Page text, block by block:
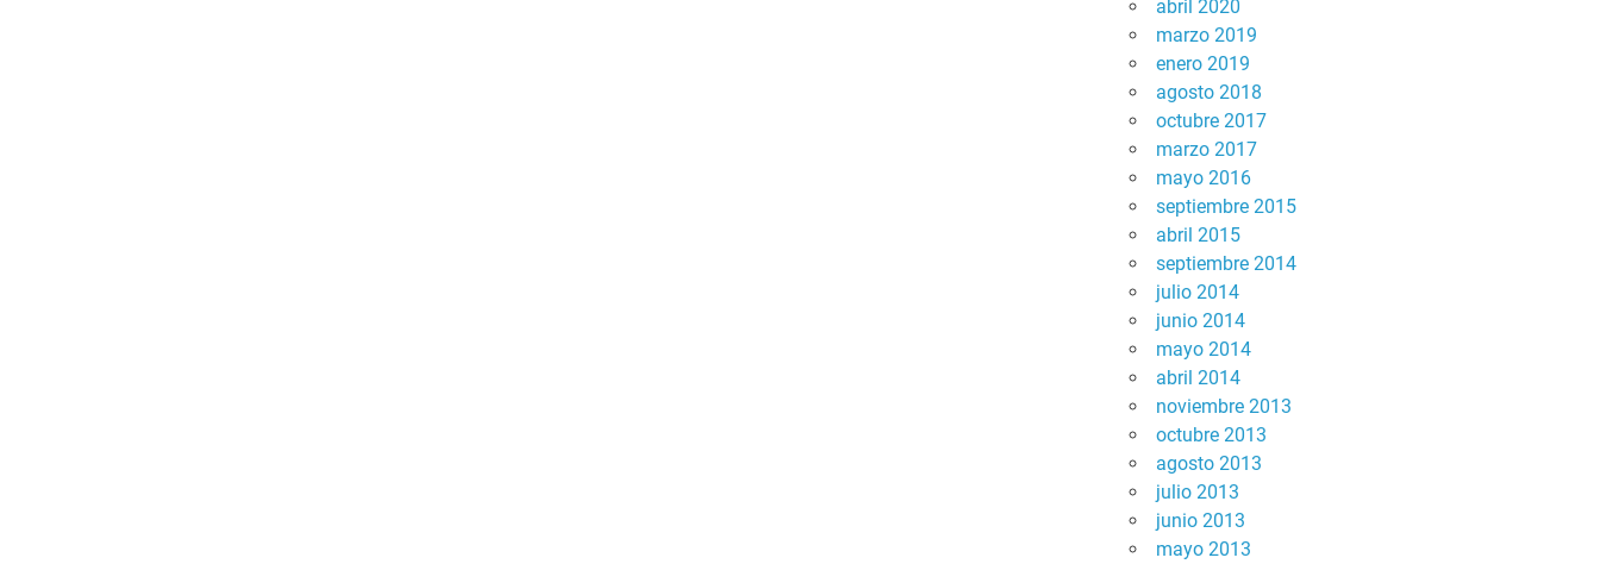
abril 2020
marzo 2019
enero 2019
agosto 2018
octubre 2017
marzo 2017
mayo 2016
septiembre 2015
abril 2015
septiembre 2014
julio 2014
junio 2014
mayo 2014
abril 2014
noviembre 2013
octubre 2013
agosto 2013
julio 2013
junio 2013
mayo 2013